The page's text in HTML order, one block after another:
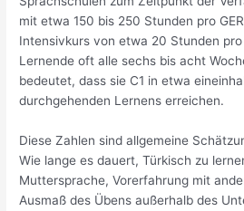
mit etwa 150 bis 250 Stunden pro
Intensivkurs von etwa 20 Stunden
Lernende oft alle sechs bis acht
bedeutet, dass sie C1 in etwa
durchgehenden Lernens erreichen.
Diese Zahlen sind allgemeine
Wie lange es dauert, Türkisch zu
Muttersprache, Vorerfahrung mit
Ausmaß des Übens außerhalb des